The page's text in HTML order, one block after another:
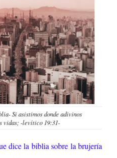
Si asistimos donde adivinos
vidas; -levítico 19:31-
dice la biblia sobre la brujería